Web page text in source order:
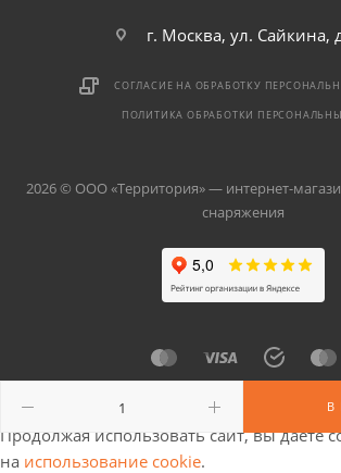
В
г. Москва, ул. Сайкина,
СОГЛАСИЕ НА ОБРАБОТКУ
ПОЛИТИКА ОБРАБОТКИ
2026 © ООО «Территория» — интернет-
снаряжения
Продолжая использовать сайт, вы даете
на использование cookie.